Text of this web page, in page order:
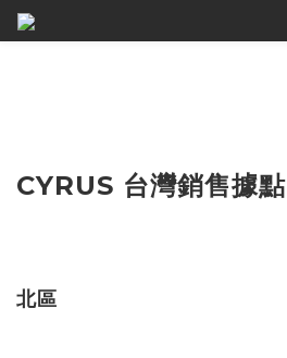
CYRUS 台灣銷售據點
北區